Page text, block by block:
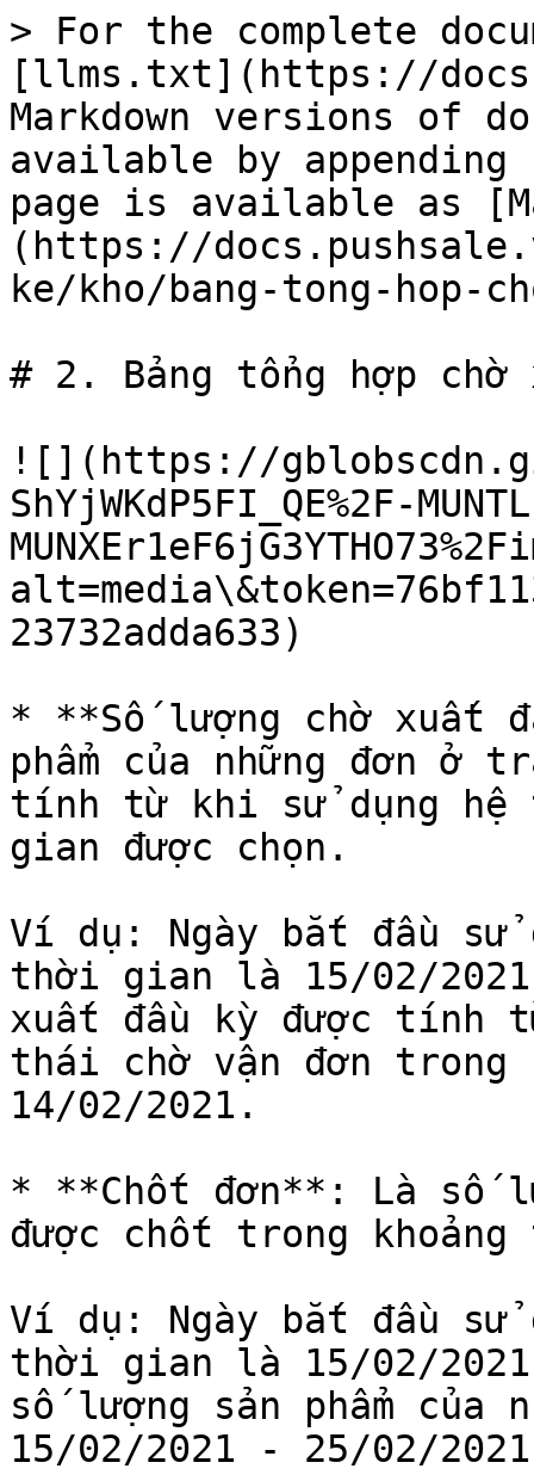
> For the complete
[llms.txt](https://
Markdown versions of
available by
page is available as
(https://
ke/kho/bang-tong-hop-
# 2. Bảng tổng hợp chờ
![](https://
ShYjWKdP5FI_QE%2F-
23732adda633)
* **Số lượng chờ xuất
phẩm của những đơn ở
tính từ khi sử dụng hệ
gian được chọn.
Ví dụ: Ngày bắt đầu
thời gian là 15/02/
xuất đầu kỳ được tính
thái chờ vận đơn trong
14/02/2021.
* **Chốt đơn**: Là số
được chốt trong
Ví dụ: Ngày bắt đầu
thời gian là 15/02/
số lượng sản phẩm của
15/02/2021 - 25/02/